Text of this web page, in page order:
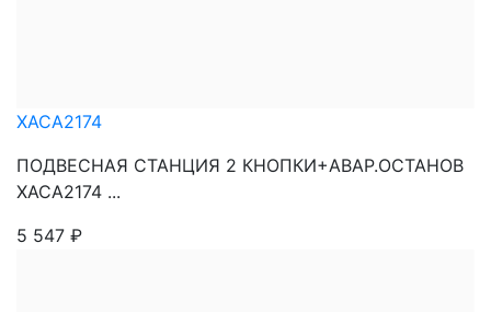
XACA2174
ПОДВЕСНАЯ СТАНЦИЯ 2 КНОПКИ+АВАР.ОСТАНОВ
XACA2174 ...
5 547 ₽